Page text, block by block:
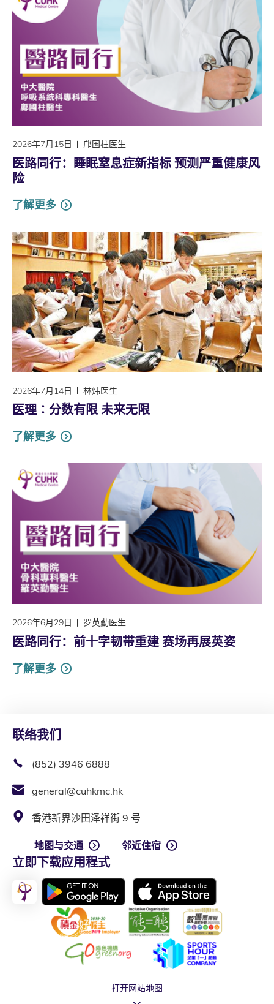
2026年7月15日 邝国柱医生
医路同行：睡眠窒息症新指标 预测严重健康风
险
了解更多
2026年7月14日 林炜医生
医理∶分数有限 未来无限
了解更多
2026年6月29日 罗英勤医生
医路同行：前十字韧带重建 赛场再展英姿
了解更多
联络我们
(852) 3946 6888
general@cuhkmc.hk
香港新界沙田泽祥街 9 号
地图与交通 邻近住宿
立即下载应用程式
打开网站地图